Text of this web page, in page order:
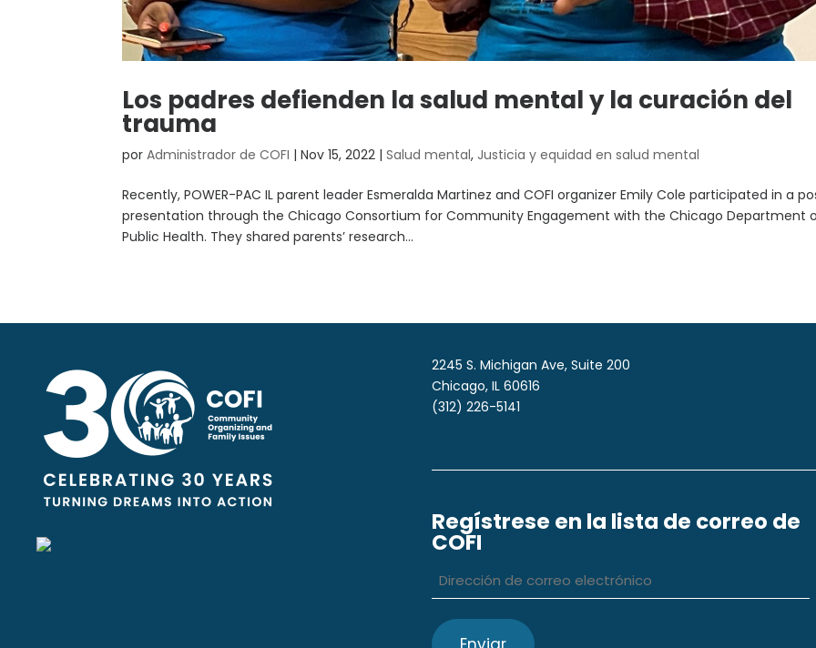
Los padres defienden la salud mental y la curación del
trauma
porAdministrador de COFI |Nov 15, 2022 |Salud mental, Justicia y equidad en salud mental
Recently, POWER-PAC IL parent leader Esmeralda Martinez and COFI organizer Emily Cole participated in a
presentation through the Chicago Consortium for Community Engagement with the Chicago Department
Public Health. They shared parents’ research...
2245 S. Michigan Ave, Suite 200
Chicago, IL 60616
(312) 226-5141
Regístrese en la lista de correo de
COFI
Dirección
de
correo
electrónico